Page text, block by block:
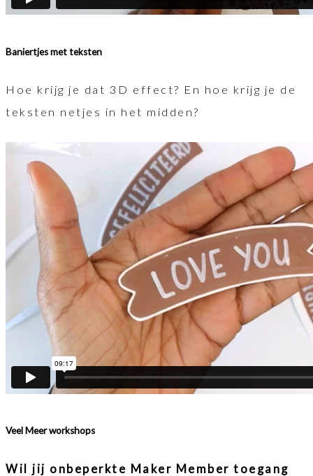
Baniertjes met teksten
Hoe krijg je dat 3D effect? En hoe krijg je de
teksten netjes in het midden?
Veel Meer workshops
Wil jij onbeperkte Maker Member toegang